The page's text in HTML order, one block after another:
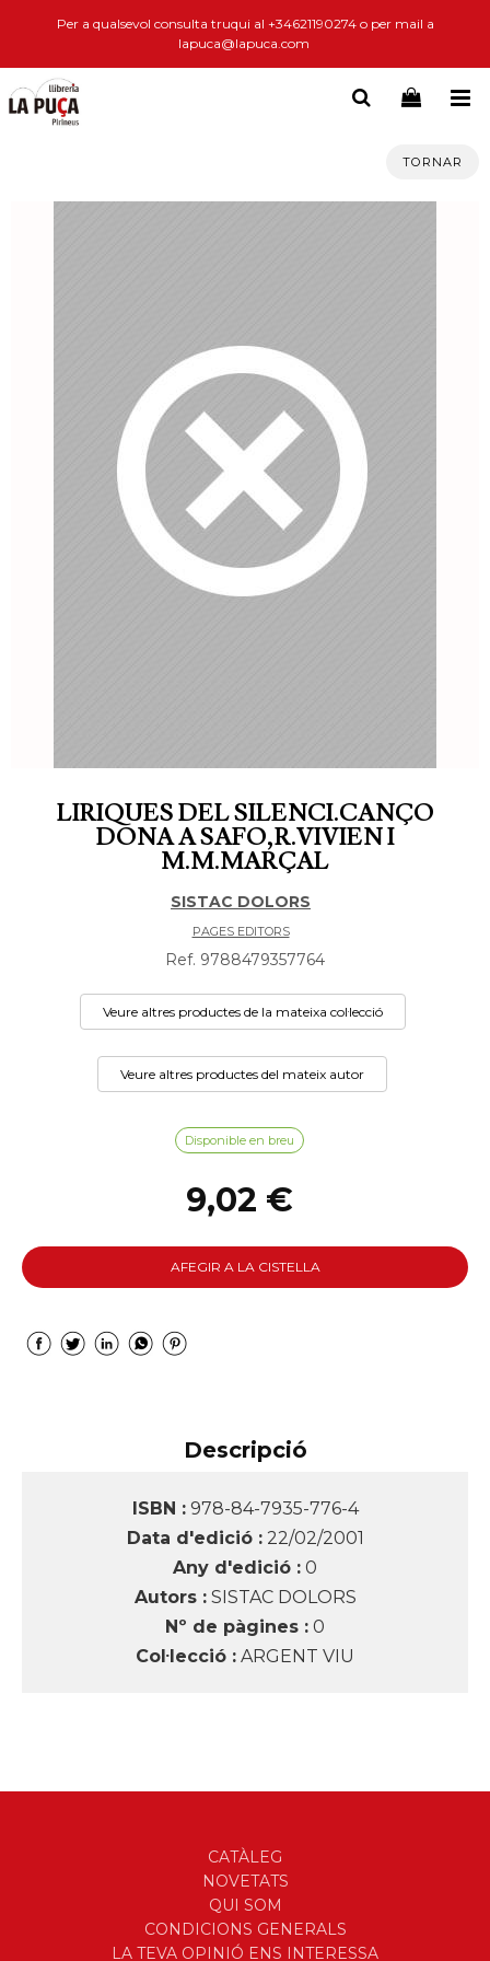
Per a qualsevol consulta truqui al +34621190274 o per mail a
lapuca@lapuca.com
TORNAR
LIRIQUES DEL SILENCI.CANÇO
DONA A SAFO,R.VIVIEN I
M.M.MARÇAL
SISTAC DOLORS
PAGES EDITORS
Ref. 9788479357764
Veure altres productes de la mateixa col·lecció
Veure altres productes del mateix autor
Disponible en breu
9,02 €
AFEGIR A LA CISTELLA
Descripció
ISBN : 978-84-7935-776-4
Data d'edició : 22/02/2001
Any d'edició : 0
Autors : SISTAC DOLORS
Nº de pàgines : 0
Col·lecció : ARGENT VIU
CATÀLEG
NOVETATS
QUI SOM
CONDICIONS GENERALS
LA TEVA OPINIÓ ENS INTERESSA